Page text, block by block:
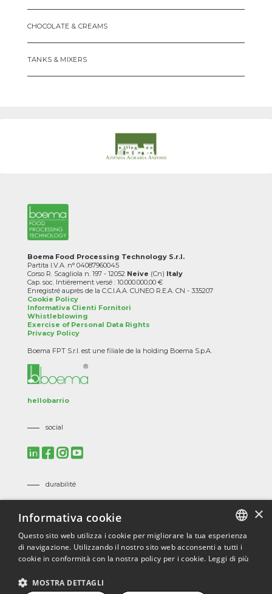
CHOCOLATE & CREAMS
TANKS & MIXERS
Boema Food Processing Technology S.r.l.
Partita I.V.A. n° 04087960045
Corso R. Scagliola n. 197 - 12052 Neive (Cn) Italy
Cap. soc. Intièrement versé : 10.000.000,00 €
Enregistré auprès de la C.C.I.A.A. CUNEO R.E.A. CN - 335207
Cookie Policy
Informativa Clienti Fornitori
Whistleblowing
Exercise of Personal Data Rights
Privacy Policy
Boema FPT S.r.l. est une filiale de la holding Boema S.p.A.
hellobarrio
social
durabilité
Code of Ethics
ECOVADIS
ITALIAN
×
Informativa cookie
Questo sito web utilizza i cookie per migliorare la tua esperienza
di navigazione. Utilizzando il nostro sito web acconsenti a tutti i
cookie in conformità con la nostra policy per i cookie. Leggi di più
MOSTRA DETTAGLI